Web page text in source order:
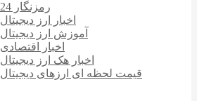
رمزنگار 24
اخبار ارز دیجیتال
آموزش ارز دیجیتال
اخبار اقتصادی
اخبار هک ارز دیجیتال
قیمت لحظه ای ارزهای دیجیتال